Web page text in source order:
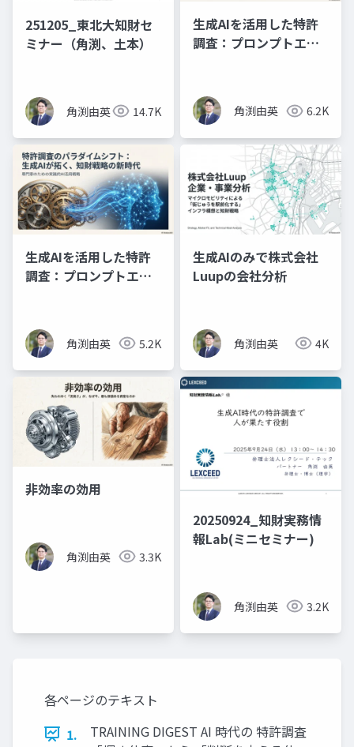
251205_東北大知財セ
ミナー（角渕、土本）
角渕由英 14.7K
生成AIを活用した特許
調査：プロンプトエン
角渕由英 6.2K
生成AIを活用した特許
調査：プロンプトエン
角渕由英 5.2K
生成AIのみで株式会社
Luupの会社分析
角渕由英 4K
非効率の効用
角渕由英 3.3K
20250924_知財実務情
報Lab(ミニセミナー)
角渕由英 3.2K
各ページのテキスト
1.
TRAINING DIGEST AI 時代の 特許調査